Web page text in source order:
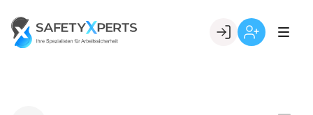
content
Go to landing page.